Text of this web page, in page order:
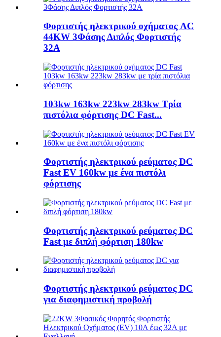
Φορτιστής ηλεκτρικού οχήματος AC
44KW 3Φάσης Διπλός Φορτιστής
32A
103kw 163kw 223kw 283kw Τρία
πιστόλια φόρτισης DC Fast...
Φορτιστής ηλεκτρικού ρεύματος DC
Fast EV 160kw με ένα πιστόλι
φόρτισης
Φορτιστής ηλεκτρικού ρεύματος DC
Fast με διπλή φόρτιση 180kw
Φορτιστής ηλεκτρικού ρεύματος DC
για διαφημιστική προβολή